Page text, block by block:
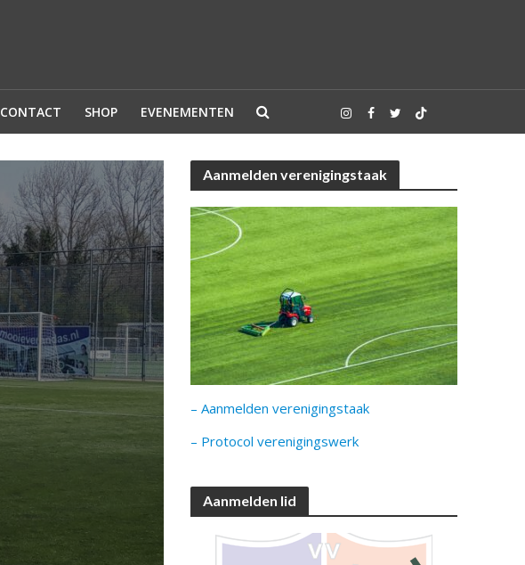
CONTACT SHOP EVENEMENTEN
Aanmelden verenigingstaak
– Aanmelden verenigingstaak
– Protocol verenigingswerk
Aanmelden lid